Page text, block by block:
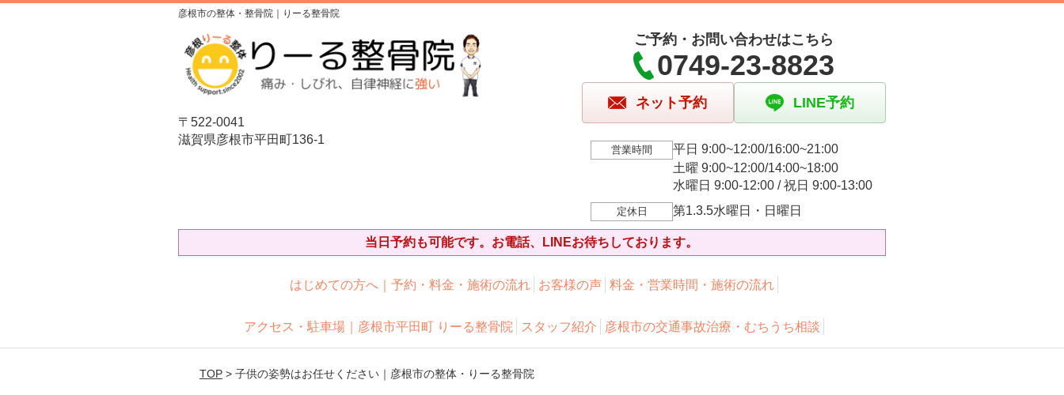
彦根市の整体・整骨院｜りーる整骨院
〒522-0041
滋賀県彦根市平田町136-1
ご予約・お問い合わせはこちら
0749-23-8823
ネット予約 LINE予約
営業時間
平日 9:00~12:00/16:00~21:00
土曜 9:00~12:00/14:00~18:00
水曜日 9:00-12:00 / 祝日 9:00-13:00
定休日 第1.3.5水曜日・日曜日
当日予約も可能です。お電話、LINEお待ちしております。
はじめての方へ｜予約・料金・施術の流れ お客様の声 料金・営業時間・施術の流れ
アクセス・駐車場｜彦根市平田町 りーる整骨院 スタッフ紹介 彦根市の交通事故治療・むちうち相談
TOP> 子供の姿勢はお任せください｜彦根市の整体・りーる整骨院